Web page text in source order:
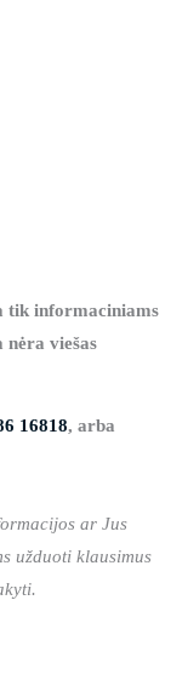
tik informaciniams
viešas
16818, arba
ar Jus
užduoti klausimus